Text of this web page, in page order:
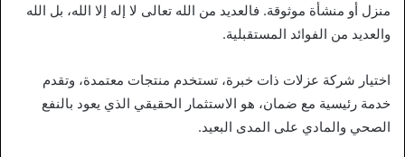
منزل أو منشأة موثوقة. فالعديد من الله تعالى لا إله إلا الله، بل الله
والعديد من الفوائد المستقبلية.
اختيار شركة عزلات ذات خبرة، تستخدم منتجات معتمدة، وتقدم
خدمة رئيسية مع ضمان، هو الاستثمار الحقيقي الذي يعود بالنفع
الصحي والمادي على المدى البعيد.